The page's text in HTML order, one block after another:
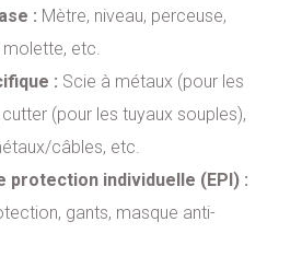
: Mètre, niveau, perceuse,
molette, etc.
: Scie à métaux (pour les
(pour les tuyaux souples),
câbles, etc.
protection individuelle (EPI) :
gants, masque anti-